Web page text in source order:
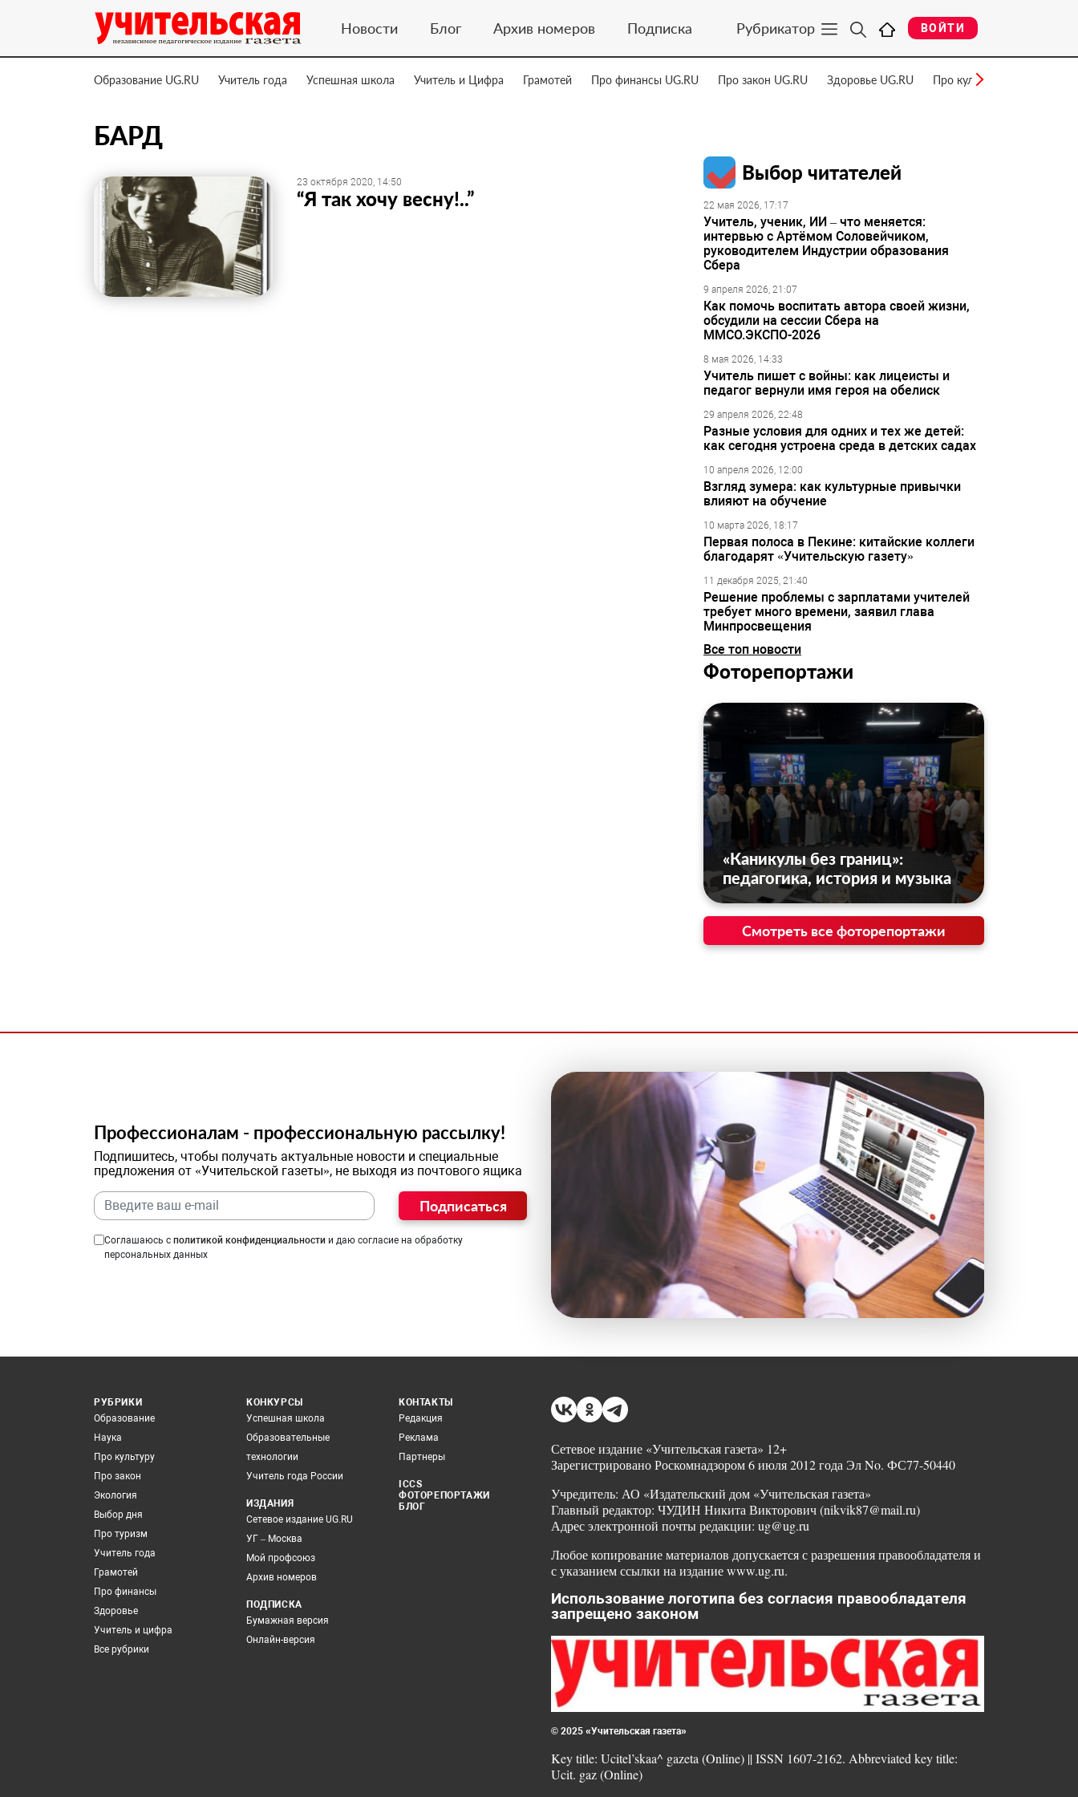
Новости Блог Архив номеров Подписка Рубрикатор ВОЙТИ
Образование UG.RU Учитель года Успешная школа Учитель и Цифра Грамотей Про финансы UG.RU Про закон UG.RU Здоровье UG.RU Про культуру UG.RU
БАРД
23 октября 2020, 14:50
“Я так хочу весну!..”
Выбор читателей
22 мая 2026, 17:17
Учитель, ученик, ИИ – что меняется:
интервью с Артёмом Соловейчиком,
руководителем Индустрии образования
Сбера
9 апреля 2026, 21:07
Как помочь воспитать автора своей жизни,
обсудили на сессии Сбера на
ММСО.ЭКСПО-2026
8 мая 2026, 14:33
Учитель пишет с войны: как лицеисты и
педагог вернули имя героя на обелиск
29 апреля 2026, 22:48
Разные условия для одних и тех же детей:
как сегодня устроена среда в детских садах
10 апреля 2026, 12:00
Взгляд зумера: как культурные привычки
влияют на обучение
10 марта 2026, 18:17
Первая полоса в Пекине: китайские коллеги
благодарят «Учительскую газету»
11 декабря 2025, 21:40
Решение проблемы с зарплатами учителей
требует много времени, заявил глава
Минпросвещения
Все топ новости
Фоторепортажи
«Каникулы без границ»:
педагогика, история и музыка
Смотреть все фоторепортажи
Профессионалам - профессиональную рассылку!
Подпишитесь, чтобы получать актуальные новости и специальные
предложения от «Учительской газеты», не выходя из почтового ящика
Подписаться
Соглашаюсь с политикой конфиденциальности и даю согласие на обработку
персональных данных
РУБРИКИ
Образование
Наука
Про культуру
Про закон
Экология
Выбор дня
Про туризм
Учитель года
Грамотей
Про финансы
Здоровье
Учитель и цифра
Все рубрики
КОНКУРСЫ
Успешная школа
Образовательные
технологии
Учитель года России
ИЗДАНИЯ
Сетевое издание UG.RU
УГ – Москва
Мой профсоюз
Архив номеров
ПОДПИСКА
Бумажная версия
Онлайн-версия
КОНТАКТЫ
Редакция
Реклама
Партнеры
ICCS
ФОТОРЕПОРТАЖИ
БЛОГ
Сетевое издание «Учительская газета» 12+
Зарегистрировано Роскомнадзором 6 июля 2012 года Эл No. ФС77-50440
Учредитель: АО «Издательский дом «Учительская газета»
Главный редактор: ЧУДИН Никита Викторович (nikvik87@mail.ru)
Адрес электронной почты редакции: ug@ug.ru
Любое копирование материалов допускается с разрешения правообладателя и
с указанием ссылки на издание www.ug.ru.
Использование логотипа без согласия правообладателя
запрещено законом
© 2025 «Учительская газета»
Key title: Ucitel’skaa^ gazeta (Online) || ISSN 1607-2162. Abbreviated key title:
Ucit. gaz (Online)